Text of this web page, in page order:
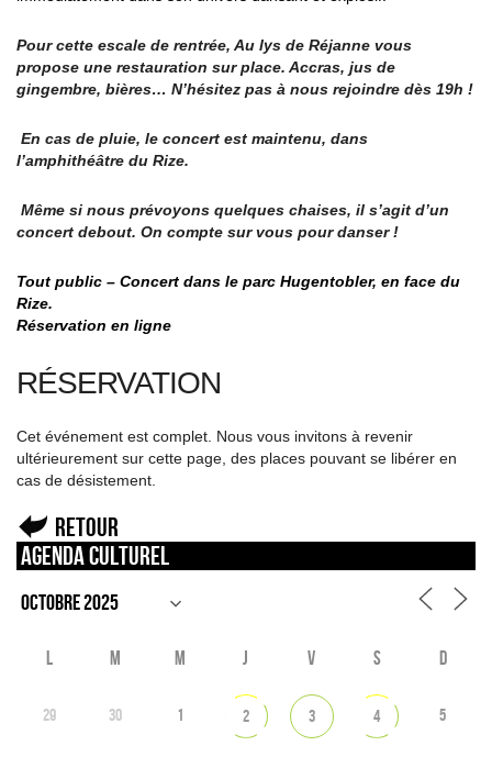
Pour cette escale de rentrée, Au lys de Réjanne vous
propose une restauration sur place. Accras, jus de
gingembre, bières… N’hésitez pas à nous rejoindre dès 19h !
En cas de pluie, le concert est maintenu, dans
l’amphithéâtre du Rize.
Même si nous prévoyons quelques chaises, il s’agit d’un
concert debout. On compte sur vous pour danser !
Tout public – Concert dans le parc Hugentobler, en face du
Rize.
Réservation en ligne
RÉSERVATION
Cet événement est complet. Nous vous invitons à revenir
ultérieurement sur cette page, des places pouvant se libérer en
cas de désistement.
Retour
Agenda culturel
L M M J V S D
29 30 1 2 3 4 5